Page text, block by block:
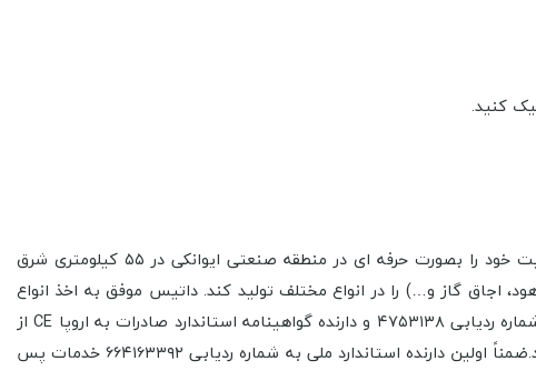
کنید.
کارخانه تولیدی صنعتی داتیس تولید کننده انواع اجاق گاز صفحه ای( توکار)، هود و فر توکار و سینک می باشد که در سال ۱۳۸۷ فعالیت خود را بصورت حرفه ای در منطقه صنعتی ایوانکی در ۵۵ کیلومتری شرق
در این مدت توانسته است بالغ بر ۱۲۰ مدل مختلف لوازم آشپزخانه( هود، اجاق گاز و…) را در انواع مختلف تولید کند. داتیس موفق به اخذ انواع
استانداردها و گواهینامه های داخلی و بین المللی گردید. که از جمله استاندارد مدیریت کنترل کیفیت از TUV ایتالیا (ISO 9001:2008) به شماره ردیابی ۴۷۵۳۱۳۸ و دارنده گواهینامه استاندارد صادرات به اروپا CE از
TUV ایتالیا به شماره ردیابی ۴۷۵۳۱۳۹ بوده و دارای نشان استاندارد اجباری جمهوری اسلامی ایران به شماره ردیابی ۷۳۲۱۲۱۲۸۹۵ می باشد.ضمناً اولین دارنده استاندارد ملی به شماره ردیابی ۶۶۴۱۶۳۳۹۲ خدمات پس